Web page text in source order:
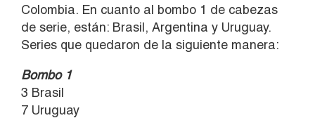
Colombia. En cuanto al bombo 1 de cabezas
de serie, están: Brasil, Argentina y Uruguay.
Series que quedaron de la siguiente manera:
Bombo 1
3 Brasil
7 Uruguay